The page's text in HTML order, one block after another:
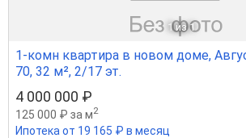
1 из 1
1-комн квартира в новом доме,
70, 32 м², 2/17 эт.
4 000 000 ₽
125 000 ₽ за м2
Ипотека от 19 165 ₽ в месяц